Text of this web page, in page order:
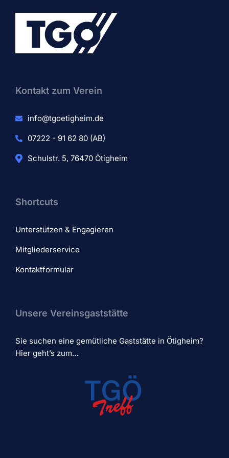
Kontakt zum Verein​
info@tgoetigheim.de
07222 - 91 62 80 (AB)
Schulstr. 5, 76470 Ötigheim
Shortcuts
Unterstützen & Engagieren
Mitgliederservice
Kontaktformular
Unsere Vereinsgaststätte
Sie suchen eine gemütliche Gaststätte in Ötigheim?
Hier geht’s zum…